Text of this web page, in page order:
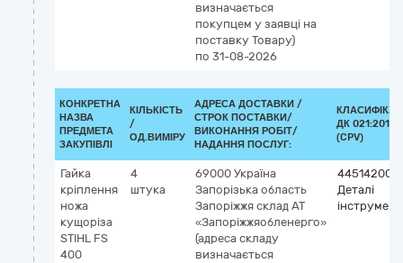
визначається
покупцем у заявці на
поставку Товару)
по 31-08-2026
КОНКРЕТНА
НАЗВА
ПРЕДМЕТА
ЗАКУПІВЛІ
КІЛЬКІСТЬ
/
ОД.ВИМІРУ
АДРЕСА ДОСТАВКИ /
СТРОК ПОСТАВКИ/
ВИКОНАННЯ РОБІТ/
НАДАННЯ ПОСЛУГ:
ДК 021:2015
(CPV)
Гайка
кріплення
ножа
кущоріза
STIHL FS
400
4
штука
69000 Україна
Запорізька область
Запоріжжя склад АТ
«Запоріжжяобленерго»
(адреса складу
визначається
44514200-
Деталі